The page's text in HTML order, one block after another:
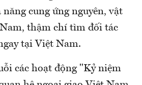
năng cung ứng nguyên, vật
thậm chí tìm đối tác
tại Việt Nam.
các hoạt động "Kỷ niệm